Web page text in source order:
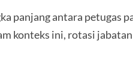
panjang antara petugas
konteks ini, rotasi